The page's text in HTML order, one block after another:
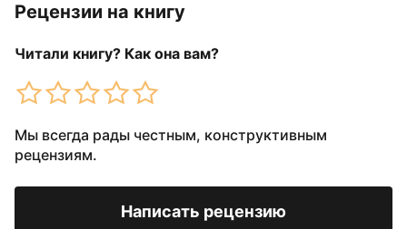
Рецензии на книгу
Читали книгу? Как она вам?
Мы всегда рады честным, конструктивным
рецензиям.
Написать рецензию